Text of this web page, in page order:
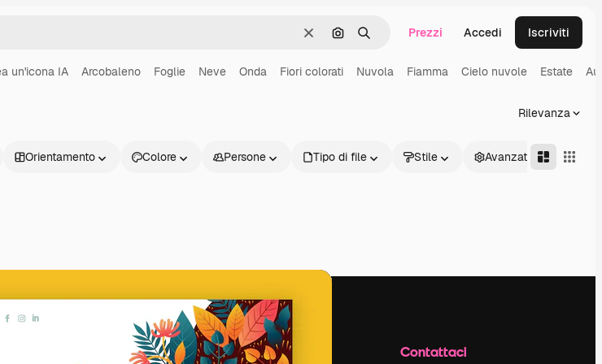
CancellaCerca per immagine
Ricerca Prezzi Accedi Iscriviti
un'icona IA Arcobaleno Foglie Neve Onda Fiori colorati Nuvola Fiamma Cielo nuvole Estate
Rilevanza
Orientamento Colore Persone Tipo di file Stile Avanzate
Inizia Azienda Contattaci